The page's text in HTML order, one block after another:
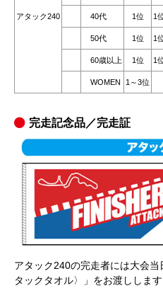
アタック240 40代 1位 1
50代 1位 1
60歳以上 1位 1
WOMEN 1～3位
完走記念品／完走証
アタック240の完走者には大会
タックタオル〉」をお渡しします